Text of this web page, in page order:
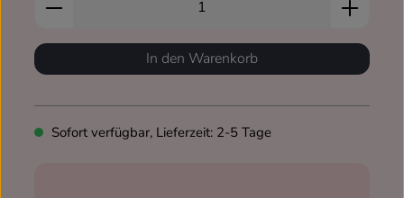
In den Warenkorb
Sofort verfügbar, Lieferzeit: 2-5 Tage